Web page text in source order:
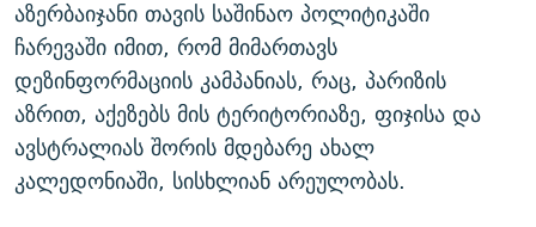
აზერბაიჯანი თავის საშინაო პოლიტიკაში
ჩარევაში იმით, რომ მიმართავს
დეზინფორმაციის კამპანიას, რაც, პარიზის
აზრით, აქეზებს მის ტერიტორიაზე, ფიჯისა და
ავსტრალიას შორის მდებარე ახალ
კალედონიაში, სისხლიან არეულობას.